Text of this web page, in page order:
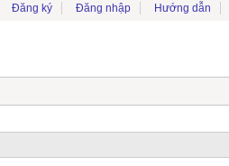
Đăng ký Đăng nhập Hướng dẫn